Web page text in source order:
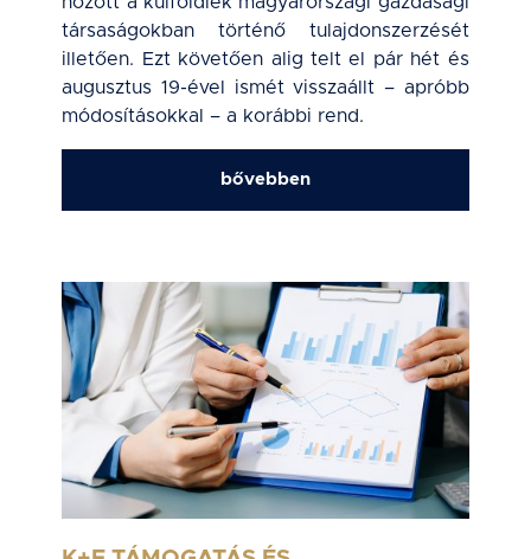
társaságokban történő tulajdonszerzését
illetően. Ezt követően alig telt el pár hét és
augusztus 19-ével ismét visszaállt – apróbb
módosításokkal – a korábbi rend.
bővebben